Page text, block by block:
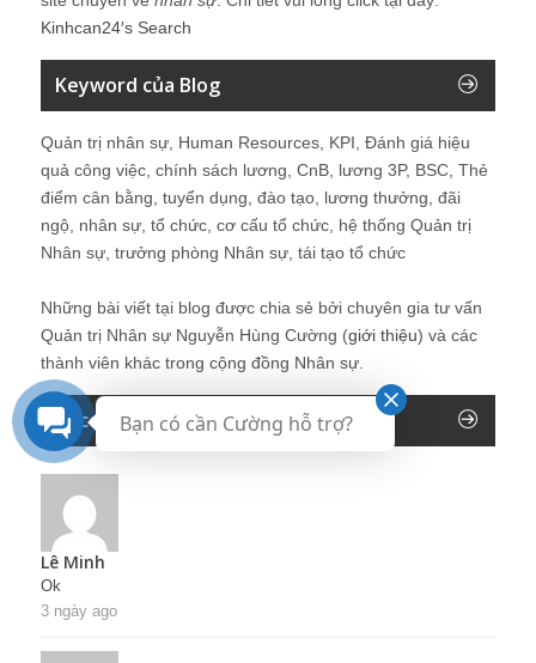
Kinhcan24′s Search
Keyword của Blog
Quản trị nhân sự, Human Resources, KPI, Đánh giá hiệu
quả công việc, chính sách lương, CnB, lương 3P, BSC, Thẻ
điểm cân bằng, tuyển dụng, đào tạo, lương thưởng, đãi
ngộ, nhân sự, tổ chức, cơ cấu tổ chức, hệ thống Quản trị
Nhân sự, trưởng phòng Nhân sự, tái tạo tổ chức
Những bài viết tại blog được chia sẻ bởi chuyên gia tư vấn
Quản trị Nhân sự Nguyễn Hùng Cường (giới thiệu) và các
thành viên khác trong cộng đồng Nhân sự.
Recent Comments
Lê Minh
Ok
3 ngày ago
Bạn có cần Cường hỗ trợ?